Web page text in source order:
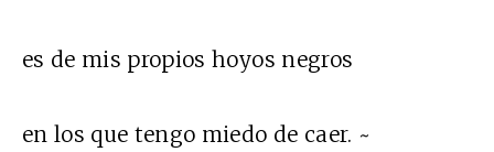
es de mis propios hoyos negros
en los que tengo miedo de caer. ~